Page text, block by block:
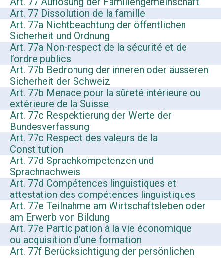
Art. 77 Dissolution de la famille
Art. 77a Nichtbeachtung der öffentlichen
Sicherheit und Ordnung
Art. 77a Non-respect de la sécurité et de
l’ordre publics
Art. 77b Bedrohung der inneren oder äusseren
Sicherheit der Schweiz
Art. 77b Menace pour la sûreté intérieure ou
extérieure de la Suisse
Art. 77c Respektierung der Werte der
Bundesverfassung
Art. 77c Respect des valeurs de la
Constitution
Art. 77d Sprachkompetenzen und
Sprachnachweis
Art. 77d Compétences linguistiques et
attestation des compétences linguistiques
Art. 77e Teilnahme am Wirtschaftsleben oder
am Erwerb von Bildung
Art. 77e Participation à la vie économique
ou acquisition d’une formation
Art. 77f Berücksichtigung der persönlichen